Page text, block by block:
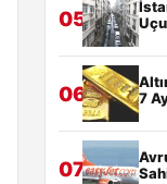
05
06
7
07